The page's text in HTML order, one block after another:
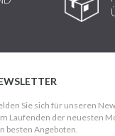
Sie sich für unseren
Laufenden der neuesten
besten Angeboten.